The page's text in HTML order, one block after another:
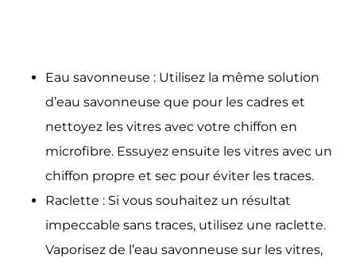
Eau savonneuse :Utilisez la même solution
d’eau savonneuse que pour les cadres et
nettoyez les vitres avec votre chiffon en
microfibre. Essuyez ensuite les vitres avec un
chiffon propre et sec pour éviter les traces.
Raclette :Si vous souhaitez un résultat
impeccable sans traces, utilisez une raclette.
Vaporisez de l’eau savonneuse sur les vitres,